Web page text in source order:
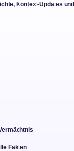
Kontext-Updates und
Fakten